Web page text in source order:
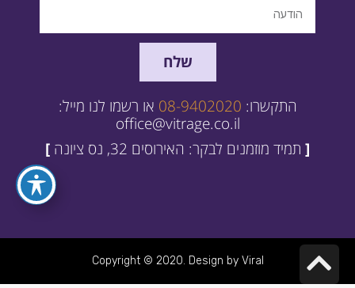
שלח
התקשרו: 08-9402020 או רשמו לנו מייל:
office@vitrage.co.il
[ תמיד מוזמנים לבקר: האירוסים 32, נס ציונה ]
Copyright © 2020. Design by Viralגלילה